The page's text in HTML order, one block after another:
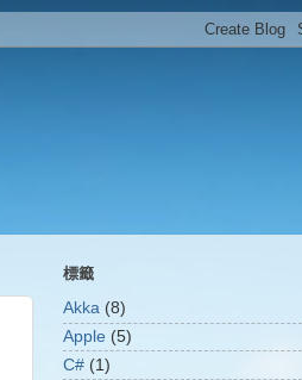
標籤
Akka (8)
Apple (5)
C# (1)